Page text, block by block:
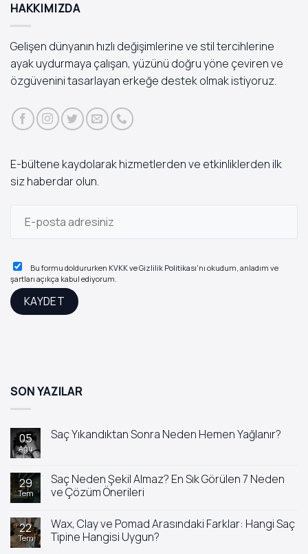
HAKKIMIZDA
Gelişen dünyanın hızlı değişimlerine ve stil tercihlerine
ayak uydurmaya çalışan, yüzünü doğru yöne çeviren ve
özgüvenini tasarlayan erkeğe destek olmak istiyoruz.
E-bültene kaydolarak hizmetlerden ve etkinliklerden ilk
siz haberdar olun.
Bu formu doldururken KVKK ve Gizlilik Politikası'nı okudum, anladım ve
şartları açıkça kabul ediyorum.
SON YAZILAR
05
Ağu
Saç Yıkandıktan Sonra Neden Hemen Yağlanır?
Yıkandıktan
Sonra
Neden
Hemen
29
Tem
Saç Neden Şekil Almaz? En Sık Görülen 7 Neden
ve Çözüm Önerileri
Saç
Neden
Şekil
22
Tem
Wax, Clay ve Pomad Arasındaki Farklar: Hangi Saç
Tipine Hangisi Uygun?